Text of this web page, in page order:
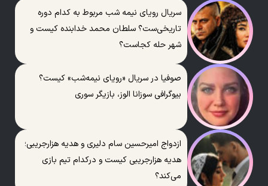
سریال رویای نیمه شب مربوط به کدام دوره
تاریخی‌ست؟ سلطان محمد خدابنده کیست و
شهر حله کجاست؟
صوفیا در سریال «رویای نیمه‌شب» کیست؟
بیوگرافی سوزانا الوز، بازیگر سوری
ازدواج امیرحسین سام دلیری و هدیه هزارجریبی؛
هدیه هزارجریبی کیست و درکدام تیم بازی
می‌کند؟